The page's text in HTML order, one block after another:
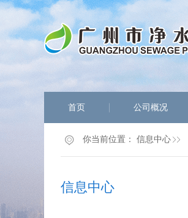
首页 公司概况
你当前位置： 信息中心
信息中心